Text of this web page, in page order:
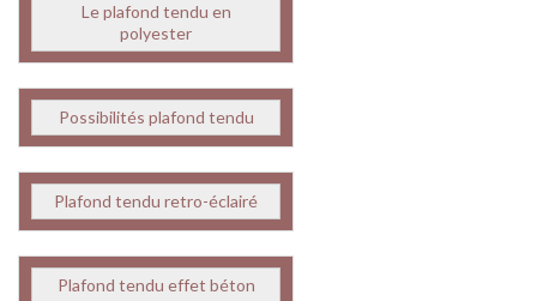
Le plafond tendu en
polyester
Possibilités plafond tendu
Plafond tendu retro-éclairé
Plafond tendu effet béton